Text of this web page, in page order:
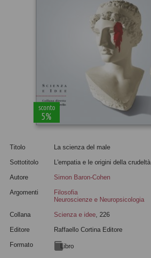
sconto
5%
Titolo La scienza del male
Sottotitolo L'empatia e le origini della crudeltà
Autore Simon Baron-Cohen
Argomenti
Filosofia
Neuroscienze e Neuropsicologia
Collana Scienza e idee, 226
Editore Raffaello Cortina Editore
Formato Libro